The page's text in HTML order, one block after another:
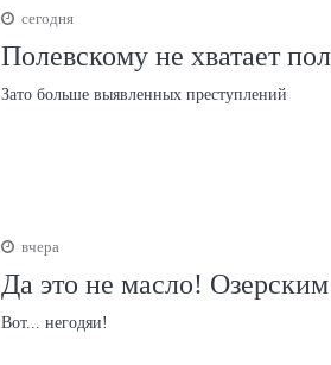
сегодня
Полевскому не хватает
Зато больше выявленных преступлений
вчера
Да это не масло!
Вот... негодяи!